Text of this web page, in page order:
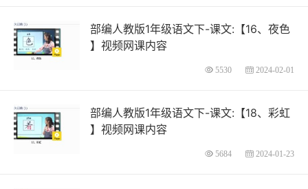
部编人教版1年级语文下-课文:【16、夜色
】视频网课内容
5530 2024-02-01
部编人教版1年级语文下-课文:【18、彩虹
】视频网课内容
5684 2024-01-23